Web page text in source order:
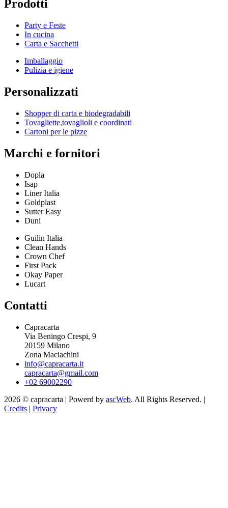
Prodotti
Party e Feste
In cucina
Carta e Sacchetti
Imballaggio
Pulizia e igiene
Personalizzati
Shopper di carta e biodegradabili
Tovagliette,tovaglioli e coordinati
Cartoni per le pizze
Marchi e fornitori
Dopla
Isap
Liner Italia
Goldplast
Sutter Easy
Duni
Guilin Italia
Clean Hands
Crown Chef
First Pack
Okay Paper
Lucart
Contatti
Capracarta
Via Beningo Crespi, 9
20159 Milano
Zona Maciachini
info@capracarta.it
capracarta@gmail.com
+02 69002290
2026 © capracarta | Powerd by ascWeb. All Rights Reserved. |
Credits | Privacy